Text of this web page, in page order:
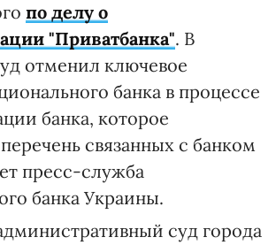
по делу о
"Приватбанка". В
отменил ключевое
банка в процессе
банка, которое
связанных с банком
пресс-служба
банка Украины.
суд города